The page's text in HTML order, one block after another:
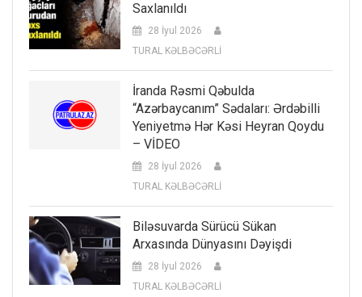
Saxlanıldı
28 İyul 2026
TURAL KƏLBƏCƏRLİ
İranda Rəsmi Qəbulda
“Azərbaycanım” Sədaları: Ərdəbilli
Yeniyetmə Hər Kəsi Heyran Qoydu
– VİDEO
28 İyul 2026
TURAL KƏLBƏCƏRLİ
Biləsuvarda Sürücü Sükan
Arxasında Dünyasını Dəyişdi
28 İyul 2026
TURAL KƏLBƏCƏRLİ